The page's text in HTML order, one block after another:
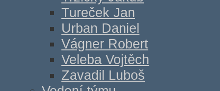
Tureček Jan
Urban Daniel
Vágner Robert
Veleba Vojtěch
Zavadil Luboš